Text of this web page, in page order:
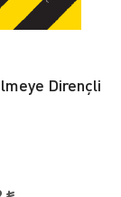
Dirençli